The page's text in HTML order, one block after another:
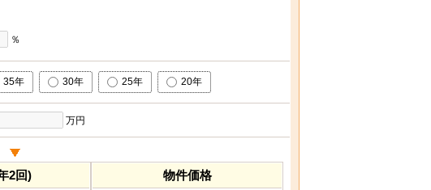
％
35年 30年 25年 20年
万円
2回) 物件価格